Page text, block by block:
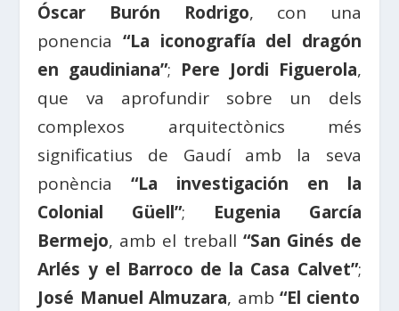
Óscar Burón Rodrigo, con una
ponencia “La iconografía del dragón
en gaudiniana”; Pere Jordi Figuerola,
que va aprofundir sobre un dels
complexos arquitectònics més
significatius de Gaudí amb la seva
ponència“La investigación en la
Colonial Güell”; Eugenia García
Bermejo, amb el treball “San Ginés de
Arlés y el Barroco de la Casa Calvet”;
José Manuel Almuzara, amb “El ciento